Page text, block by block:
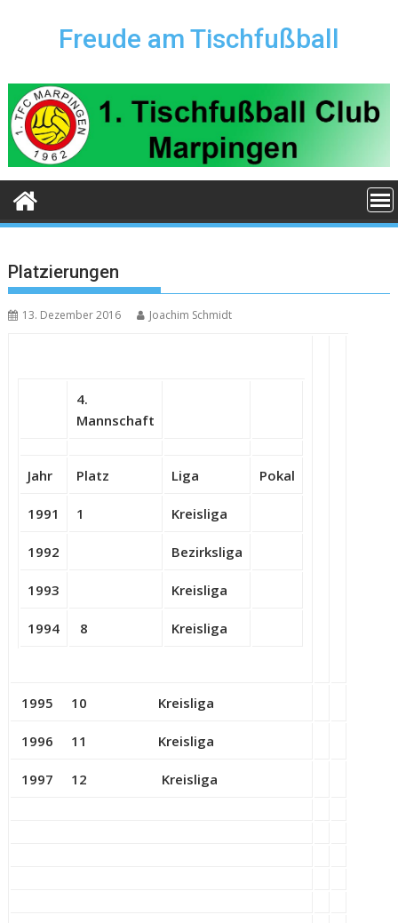
Freude am Tischfußball
Platzierungen
13. Dezember 2016 Joachim Schmidt
4.
Mannschaft
Jahr Platz Liga Pokal
1991 1 Kreisliga
1992 Bezirksliga
1993 Kreisliga
1994 8 Kreisliga
1995 10 Kreisliga
1996 11 Kreisliga
1997 12 Kreisliga